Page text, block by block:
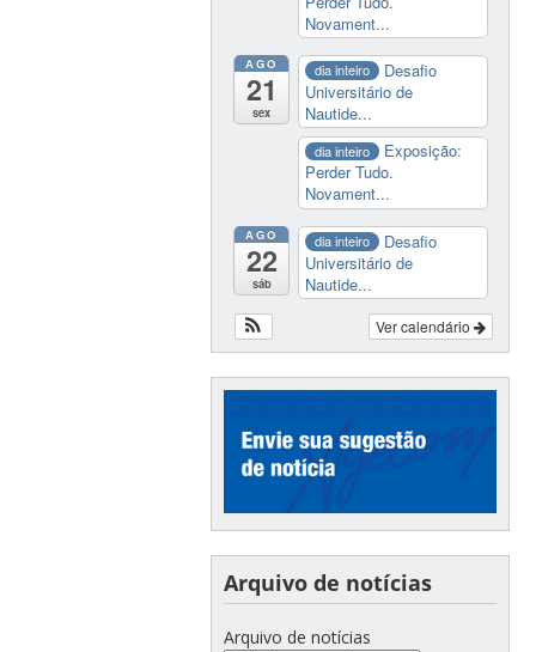
Novament...
AGO
21
sex
dia inteiro
Desafio
Universitário de
Nautide...
dia inteiro
Exposição:
Perder Tudo.
Novament...
AGO
22
sáb
dia inteiro
Desafio
Universitário de
Nautide...
Ver calendário
Arquivo de notícias
Arquivo de notícias